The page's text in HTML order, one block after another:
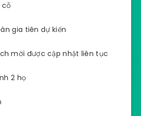
cỗ
gia tiên dự kiến
mời được cập nhật liên tục
2 họ